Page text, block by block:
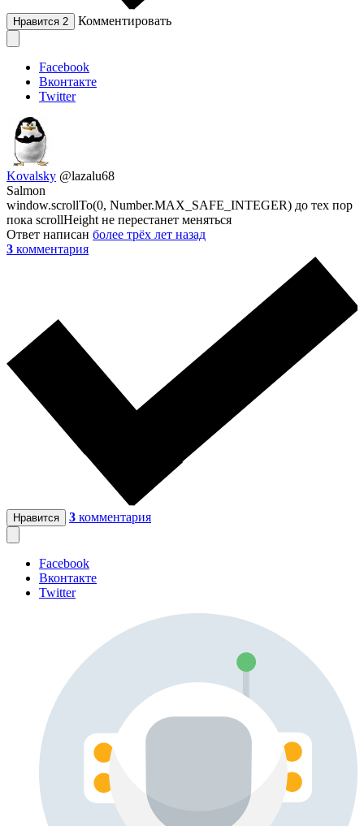
Нравится 2 Комментировать
Facebook
Вконтакте
Twitter
Kovalsky @lazalu68
Salmon
window.scrollTo(0, Number.MAX_SAFE_INTEGER) до тех пор
пока scrollHeight не перестанет меняться
Ответ написан более трёх лет назад
3 комментария
Нравится 3 комментария
Facebook
Вконтакте
Twitter